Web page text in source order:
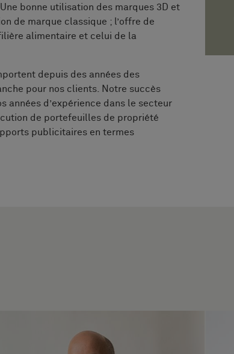
bonne utilisation des marques 3D et
de marque classique ; l’offre de
alimentaire et celui de la
depuis des années des
pour nos clients. Notre succès
années d’expérience dans le secteur
de portefeuilles de propriété
publicitaires en termes